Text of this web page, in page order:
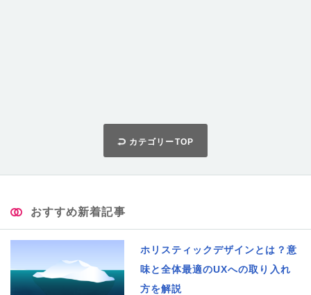
カテゴリーTOP
おすすめ新着記事
ホリスティックデザインとは？意
味と全体最適のUXへの取り入れ
方を解説